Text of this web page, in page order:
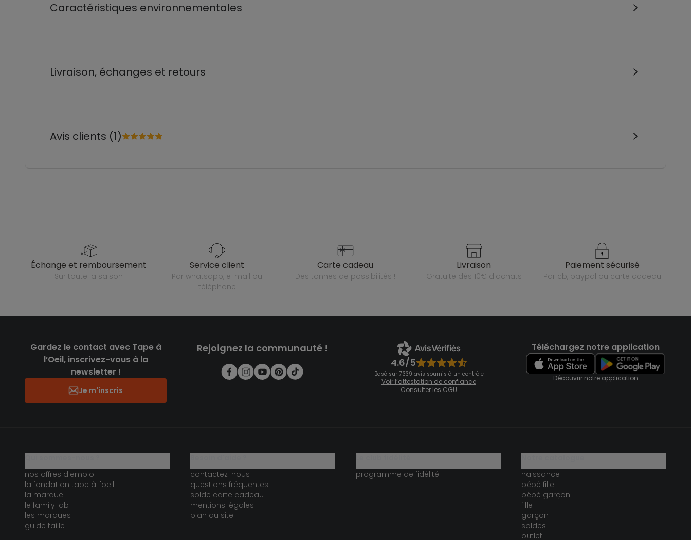
Caractéristiques environnementales
Livraison, échanges et retours
Avis clients (1)
échange et remboursement
sur toute la saison
service client
par whatsapp, e-mail ou
téléphone
carte cadeau
des tonnes de possibilités !
livraison
gratuite dès 10€ d'achats
paiement sécurisé
par cb, paypal ou carte cadeau
Gardez le contact avec Tape à
l’Oeil, inscrivez-vous à la
newsletter !
Je m'inscris
Rejoignez la communauté !
4.6/5
Basé sur 7 339 avis soumis à un contrôle
Voir l’attestation de confiance
Consulter les CGU
Téléchargez notre application
Découvrir notre application
nos offres d'emploi
la fondation tape à l'oeil
la marque
le family lab
les marques
guide taille
contactez-nous
questions fréquentes
solde carte cadeau
mentions légales
plan du site
programme de fidélité
naissance
bébé fille
bébé garçon
fille
garçon
soldes
outlet